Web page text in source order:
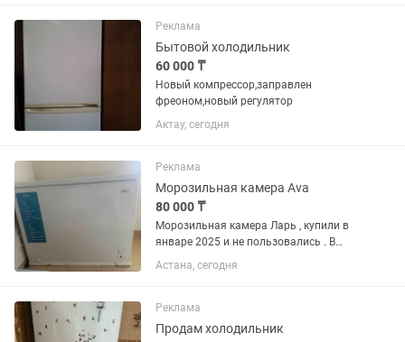
Реклама
Бытовой холодильник
60 000 ₸
Новый компрессор,заправлен
фреоном,новый регулятор
Актау, сегодня
Реклама
Морозильная камера Ava
80 000 ₸
Морозильная камера Ларь , купили в
январе 2025 и не пользовались . В
отличном состоянии
Астана, сегодня
Реклама
Продам холодильник